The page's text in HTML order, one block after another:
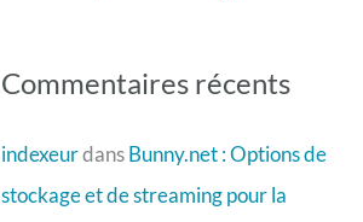
Commentaires récents
indexeurdansBunny.net : Options de
stockage et de streaming pour la